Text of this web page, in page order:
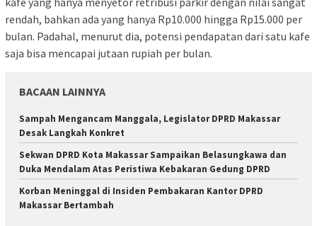
rendah, bahkan ada yang hanya Rp10.000 hingga Rp15.000 per
bulan. Padahal, menurut dia, potensi pendapatan dari satu kafe
saja bisa mencapai jutaan rupiah per bulan.
BACAAN LAINNYA
Sampah Mengancam Manggala, Legislator DPRD Makassar
Desak Langkah Konkret
Sekwan DPRD Kota Makassar Sampaikan Belasungkawa dan
Duka Mendalam Atas Peristiwa Kebakaran Gedung DPRD
Korban Meninggal di Insiden Pembakaran Kantor DPRD
Makassar Bertambah